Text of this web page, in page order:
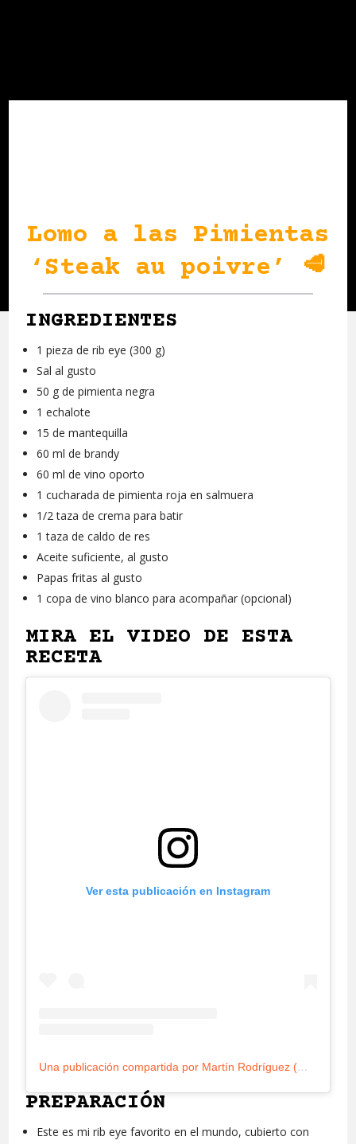
Lomo a las Pimientas
‘Steak au poivre’ 🥩
INGREDIENTES
1 pieza de rib eye (300 g)
Sal al gusto
50 g de pimienta negra
1 echalote
15 de mantequilla
60 ml de brandy
60 ml de vino oporto
1 cucharada de pimienta roja en salmuera
1/2 taza de crema para batir
1 taza de caldo de res
Aceite suficiente, al gusto
Papas fritas al gusto
1 copa de vino blanco para acompañar (opcional)
MIRA EL VIDEO DE ESTA
RECETA
Ver esta publicación en Instagram
Una publicación compartida por Martín Rodríguez (@munchieslabs)
PREPARACIÓN
Este es mi rib eye favorito en el mundo, cubierto con